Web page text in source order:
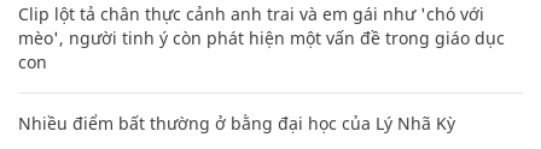
Clip lột tả chân thực cảnh anh trai và em gái như 'chó với
mèo', người tinh ý còn phát hiện một vấn đề trong giáo dục
con
Nhiều điểm bất thường ở bằng đại học của Lý Nhã Kỳ